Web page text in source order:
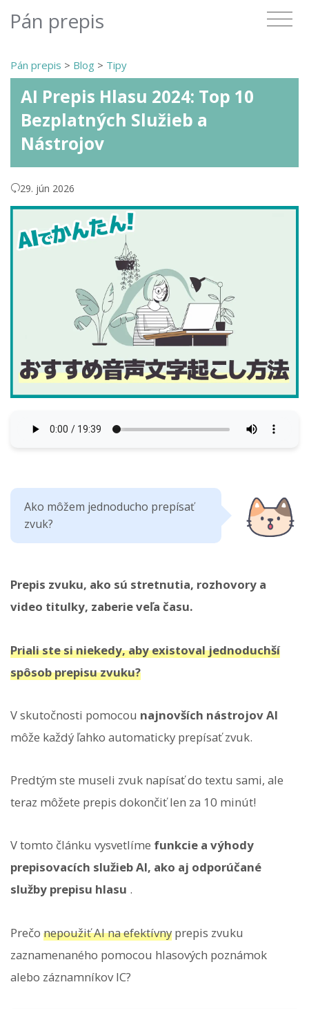
Pán prepis
Pán prepis > Blog > Tipy
AI Prepis Hlasu 2024: Top 10
Bezplatných Služieb a
Nástrojov
29. jún 2026
Ako môžem jednoducho prepísať
zvuk?
Prepis zvuku, ako sú stretnutia, rozhovory a
video titulky, zaberie veľa času.
Priali ste si niekedy, aby existoval jednoduchší
spôsob prepisu zvuku?
V skutočnosti pomocou najnovších nástrojov AI
môže každý ľahko automaticky prepísať zvuk.
Predtým ste museli zvuk napísať do textu sami, ale
teraz môžete prepis dokončiť len za 10 minút!
V tomto článku vysvetlíme funkcie a výhody
prepisovacích služieb AI, ako aj odporúčané
služby prepisu hlasu .
Prečo nepoužiť AI na efektívny prepis zvuku
zaznamenaného pomocou hlasových poznámok
alebo záznamníkov IC?